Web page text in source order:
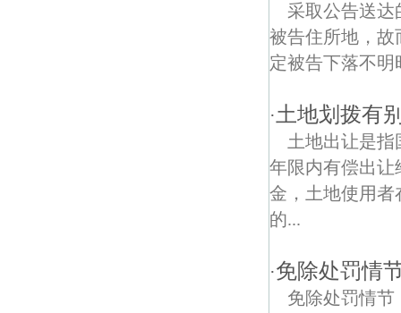
采取公告送达
被告住所地，故
定被告下落不
·土地划拨有
土地出让是
年限内有偿出让
金，土地使用者
的...
·免除处罚情
免除处罚情